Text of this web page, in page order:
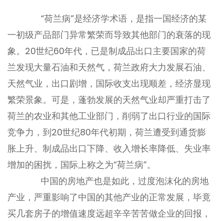
“荷兰病”是经济学术语，是指一国经济的某
一初级产品部门异常繁荣而导致其他部门的衰落的现
象。20世纪60年代，已是制成品出口主要国家的荷
兰发现大量石油和天然气，荷兰政府大力发展石油、
天然气业，出口剧增，国际收支出现顺差，经济显现
繁荣景象。可是，蓬勃发展的天然气业却严重打击了
荷兰的农业和其他工业部门，削弱了出口行业的国际
竞争力，到20世纪80年代初期，荷兰遭受到通货膨
胀上升、制成品出口下降、收入增长率降低、失业率
增加的困扰，国际上称之为“荷兰病”。
中国的房地产也是如此，过度泡沫化的房地
产业，严重影响了中国的其他产业的正常发展，毕竟
买几套房子的增值速度远超辛辛苦苦做企业的回报，